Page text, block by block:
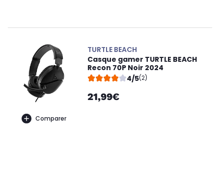
Comparer
TURTLE BEACH
Casque gamer TURTLE BEACH
Recon 70P Noir 2024
4/5(2)
21,99€